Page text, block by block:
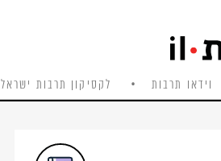
וידאו תרבות לקסיקון תרבות ישראל